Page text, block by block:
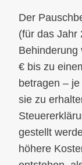
Der
(für das Jahr
Behinderung
€ bis zu
betragen –
sie zu
gestellt
höhere